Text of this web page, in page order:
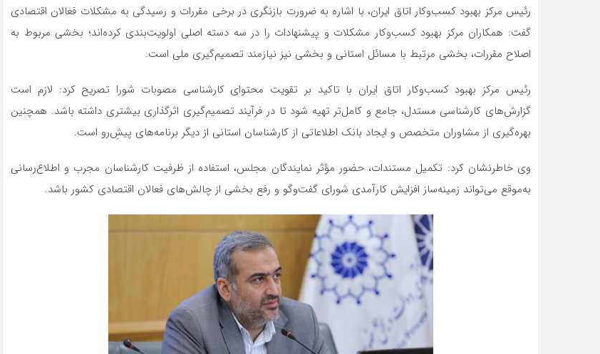
رئیس مرکز بهبود کسب‌وکار اتاق ایران، با اشاره به ضرورت بازنگری در برخی مقررات و رسیدگی به مشکلات فعالان اقتصادی
گفت: همکاران مرکز بهبود کسب‌وکار مشکلات و پیشنهادات را در سه دسته اصلی اولویت‌بندی کرده‌اند؛ بخشی مربوط به
اصلاح مقررات، بخشی مرتبط با مسائل استانی و بخشی نیز نیازمند تصمیم‌گیری ملی است.
رئیس مرکز بهبود کسب‌وکار اتاق ایران با تاکید بر تقویت محتوای کارشناسی مصوبات شورا تصریح کرد: لازم است
گزارش‌های کارشناسی مستدل، جامع و کامل‌تر تهیه شود تا در فرآیند تصمیم‌گیری اثرگذاری بیشتری داشته باشد. همچنین
بهره‌گیری از مشاوران متخصص و ایجاد بانک اطلاعاتی از کارشناسان استانی از دیگر برنامه‌های پیش‌ِرو است.
وی خاطرنشان کرد: تکمیل مستندات، حضور مؤثر نمایندگان مجلس، استفاده از ظرفیت کارشناسان مجرب و اطلاع‌رسانی
به‌موقع می‌تواند زمینه‌ساز افزایش کارآمدی شورای گفت‌وگو و رفع بخشی از چالش‌های فعالان اقتصادی کشور باشد.